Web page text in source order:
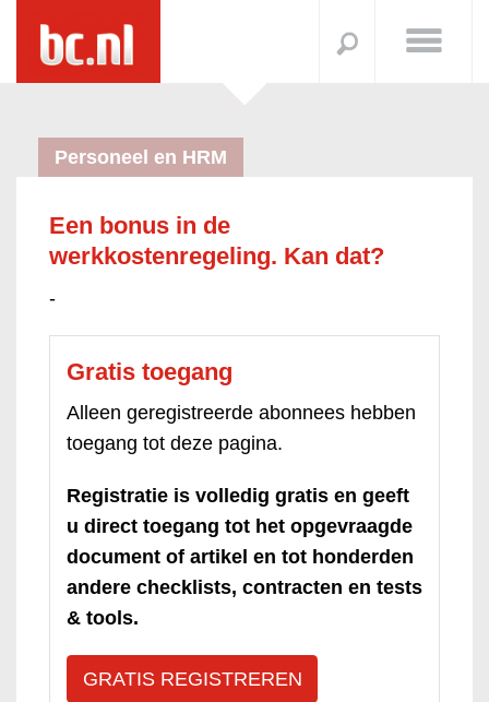
Personeel en HRM
Een bonus in de
werkkostenregeling. Kan dat?
-
Gratis toegang
Alleen geregistreerde abonnees hebben
toegang tot deze pagina.
Registratie is volledig gratis en geeft
u direct toegang tot het opgevraagde
document of artikel en tot honderden
andere checklists, contracten en tests
& tools.
GRATIS REGISTREREN